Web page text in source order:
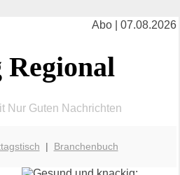
Abo | 07.08.2026
Regional
Nur Guten Nachrichten
| Branchenbuch